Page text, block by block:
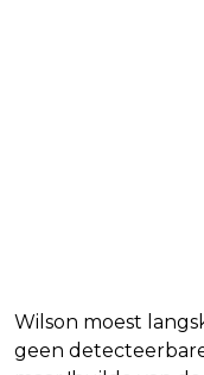
Wilson moest
geen